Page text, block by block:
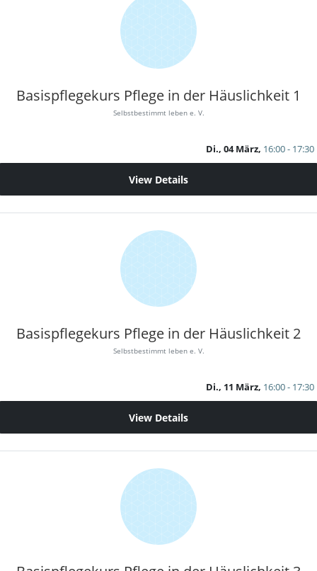
Basispflegekurs Pflege in der Häuslichkeit 1
Selbstbestimmt leben e. V.
Di., 04 März, 16:00 - 17:30
View Details
Basispflegekurs Pflege in der Häuslichkeit 2
Selbstbestimmt leben e. V.
Di., 11 März, 16:00 - 17:30
View Details